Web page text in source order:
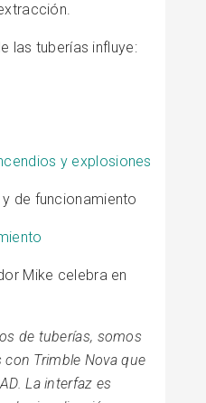
las tuberías influye:
y explosiones
de funcionamiento
Mike celebra en
de tuberías, somos
Trimble Nova que
La interfaz es